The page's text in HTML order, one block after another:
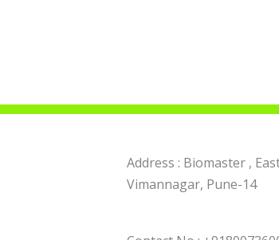
Address : Biomaster ,
Vimannagar, Pune-14